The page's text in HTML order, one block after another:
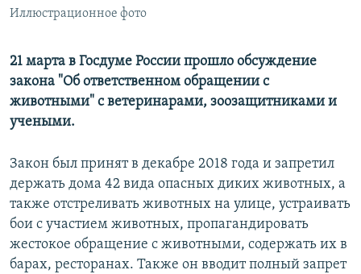
Все сайты RFE/RL
Иллюстрационное фото
21 марта в Госдуме России прошло обсуждение
закона "Об ответственном обращении с
животными" с ветеринарами, зоозащитниками и
учеными.
Закон был принят в декабре 2018 года и запретил
держать дома 42 вида опасных диких животных, а
также отстреливать животных на улице, устраивать
бои с участием животных, пропагандировать
жестокое обращение с животными, содержать их в
барах, ресторанах. Также он вводит полный запрет